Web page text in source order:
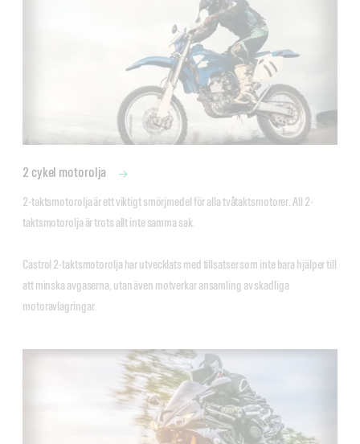
2 cykel motorolja
2-taktsmotorolja är ett viktigt smörjmedel för alla tvåtaktsmotorer. All 2-
taktsmotorolja är trots allt inte samma sak.
Castrol 2-taktsmotorolja har utvecklats med tillsatser som inte bara hjälper till
att minska avgaserna, utan även motverkar ansamling av skadliga
motoravlagringar.